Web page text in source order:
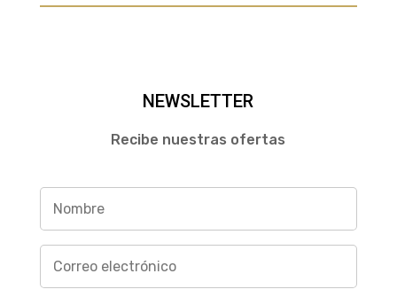
NEWSLETTER
Recibe nuestras ofertas